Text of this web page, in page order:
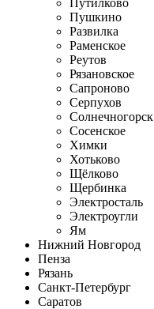
Путилково
Пушкино
Развилка
Раменское
Реутов
Рязановское
Сапроново
Серпухов
Солнечногорск
Сосенское
Химки
Хотьково
Щёлково
Щербинка
Электросталь
Электроугли
Ям
Нижний Новгород
Пенза
Рязань
Санкт-Петербург
Саратов